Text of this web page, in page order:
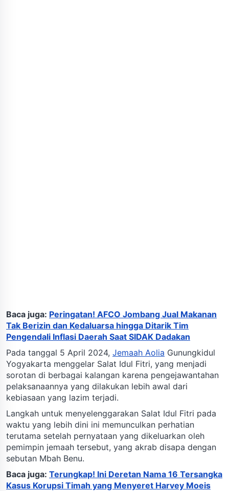
Baca juga: Peringatan! AFCO Jombang Jual Makanan
Tak Berizin dan Kedaluarsa hingga Ditarik Tim
Pengendali Inflasi Daerah Saat SIDAK Dadakan
Pada tanggal 5 April 2024, Jemaah Aolia Gunungkidul
Yogyakarta menggelar Salat Idul Fitri, yang menjadi
sorotan di berbagai kalangan karena pengejawantahan
pelaksanaannya yang dilakukan lebih awal dari
kebiasaan yang lazim terjadi.
Langkah untuk menyelenggarakan Salat Idul Fitri pada
waktu yang lebih dini ini memunculkan perhatian
terutama setelah pernyataan yang dikeluarkan oleh
pemimpin jemaah tersebut, yang akrab disapa dengan
sebutan Mbah Benu.
Baca juga: Terungkap! Ini Deretan Nama 16 Tersangka
Kasus Korupsi Timah yang Menyeret Harvey Moeis